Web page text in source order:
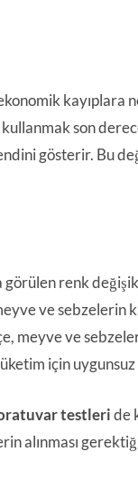
kayıplara
son
gösterir. Bu
görülen renk
ve sebzelerin
meyve ve
için
testleride
alınması